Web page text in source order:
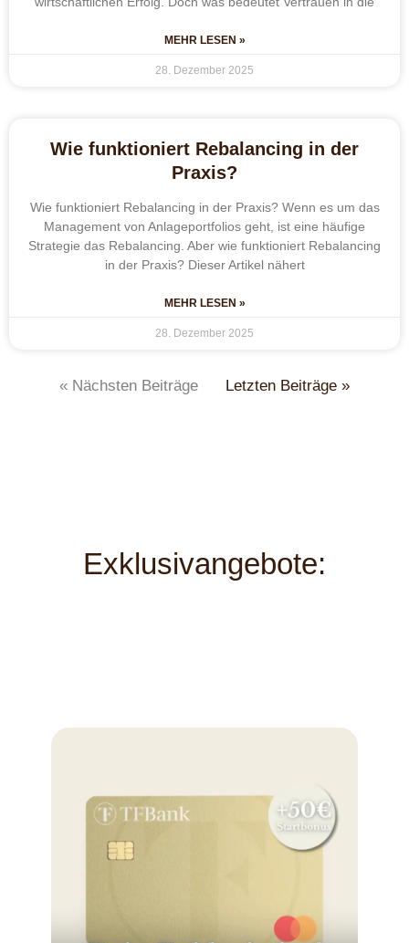
MEHR LESEN »
28. Dezember 2025
Wie funktioniert Rebalancing in der
Praxis?
Wie funktioniert Rebalancing in der Praxis? Wenn es um das
Management von Anlageportfolios geht, ist eine häufige
Strategie das Rebalancing. Aber wie funktioniert Rebalancing
in der Praxis? Dieser Artikel nähert
MEHR LESEN »
28. Dezember 2025
« Nächsten Beiträge Letzten Beiträge »
Exklusivangebote: